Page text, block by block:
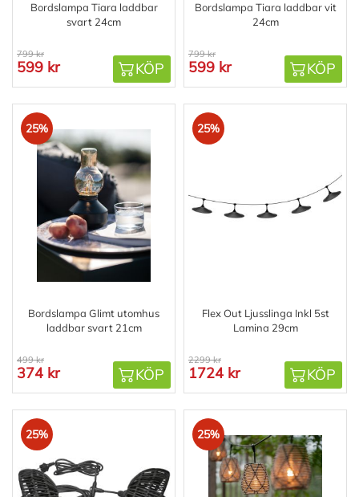
Bordslampa Tiara laddbar
svart 24cm
799 kr
599 kr KÖP
Bordslampa Tiara laddbar vit
24cm
799 kr
599 kr KÖP
25%
Bordslampa Glimt utomhus
laddbar svart 21cm
499 kr
374 kr KÖP
25%
Flex Out Ljusslinga Inkl 5st
Lamina 29cm
2299 kr
1724 kr KÖP
25% 25%